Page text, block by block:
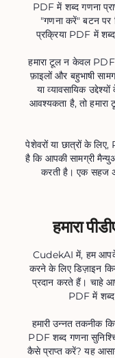
PDF में शब्द गणना
"गणना करें" बटन
प्रक्रिया PDF में
हमारा टूल न केवल PDF
फ़ाइलों और बहुभाषी
या व्यावसायिक
आवश्यकता है, तो हमारा
पेशेवरों या छात्रों के
है कि आपकी सामग्री
करती है। एक सहज
हमारा
CudekAI में, हम आपके
करने के लिए डिज़ाइन
प्रदान करते हैं। चाहे आप
PDF में शब्द
हमारी उन्नत तकनीक
PDF शब्द गणना
कैसे प्राप्त करें? यह